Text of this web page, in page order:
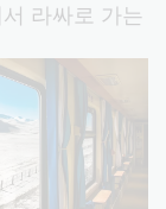
라싸로 가는